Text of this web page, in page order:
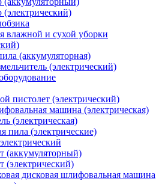
(электрический)
влажной и сухой уборки
(аккумуляторная)
(электрический)
пистолет (электрический)
машина (электрическая)
(электрическая)
пила (электрические)
(аккумуляторный)
(электрический)
дисковая шлифовальная машина